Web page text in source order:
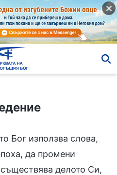
Бог използва слова,
да промени
делото Си,